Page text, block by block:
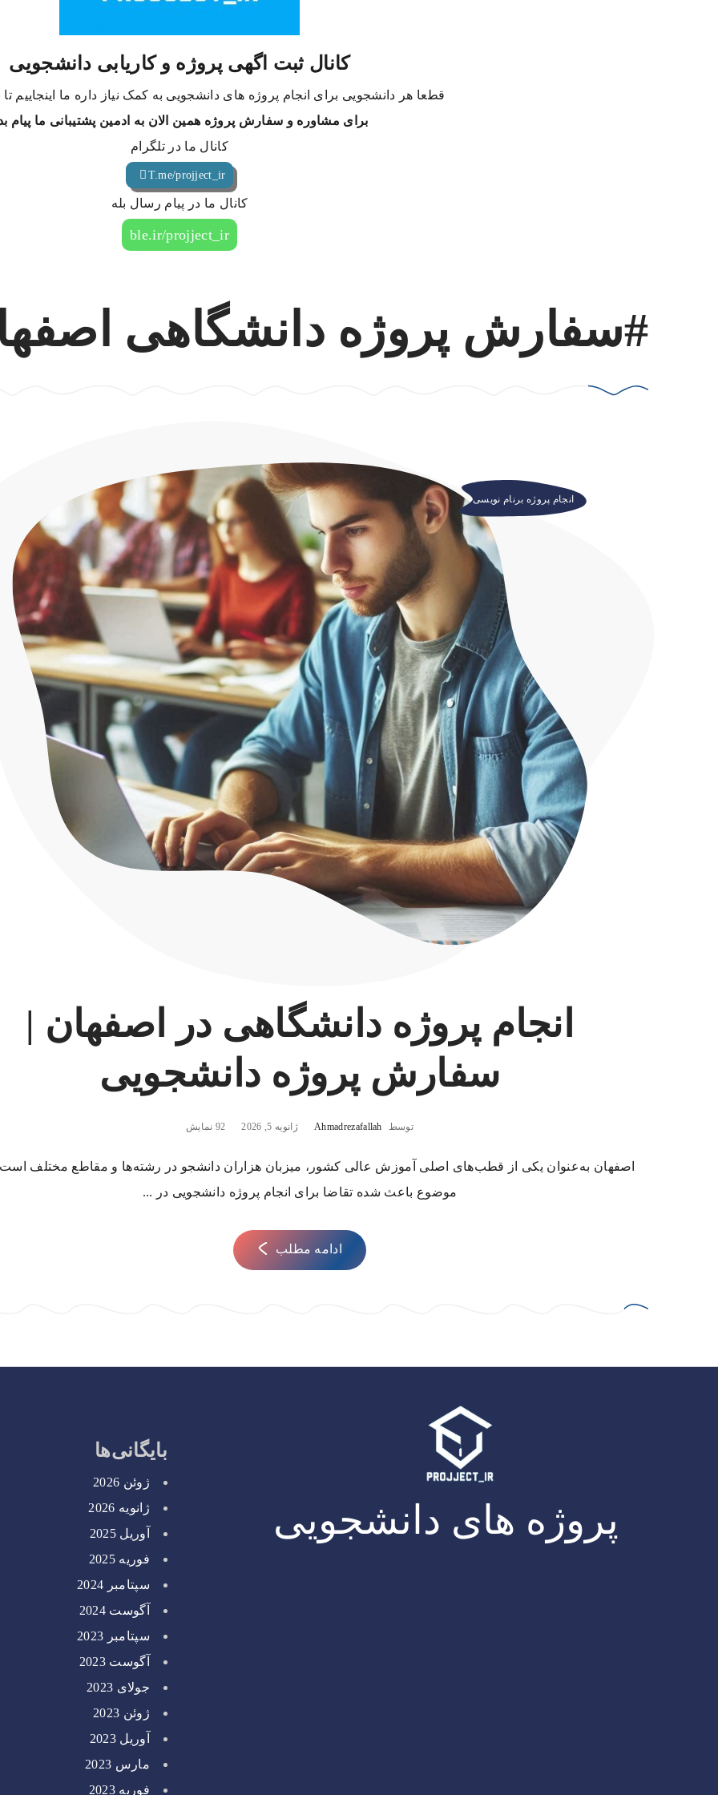
کانال ثبت اگهی پروژه و کاریابی دانشجویی
قطعا هر دانشجویی برای انجام پروژه های دانشجویی به کمک نیاز داره ما اینجاییم
برای مشاوره و سفارش پروژه همین الان به ادمین پشتیبانی ما پیام
کانال ما در تلگرام
T.me/projject_ir
کانال ما در پیام رسال بله
ble.ir/projject_ir
#سفارش پروژه دانشگاهی
انجام پروژه برنام نویسی
انجام پروژه دانشگاهی در اصفهان |
سفارش پروژه دانشجویی
توسط Ahmadrezafallah ژانویه 5, 2026 92 نمایش
اصفهان به‌عنوان یکی از قطب‌های اصلی آموزش عالی کشور، میزبان هزاران دانشجو در رشته‌ها و مقاطع مختلف
موضوع باعث شده تقاضا برای انجام پروژه دانشجویی در ...
ادامه مطلب
پروژه های دانشجویی
بایگانی‌ها
ژوئن 2026
ژانویه 2026
آوریل 2025
فوریه 2025
سپتامبر 2024
آگوست 2024
سپتامبر 2023
آگوست 2023
جولای 2023
ژوئن 2023
آوریل 2023
مارس 2023
فوریه 2023